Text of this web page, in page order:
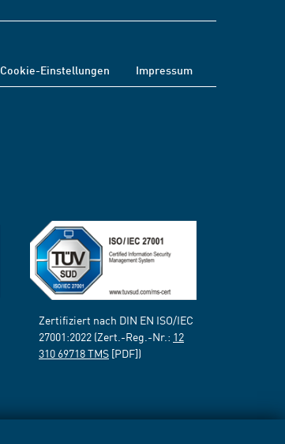
Cookie-Einstellungen Impressum
Zertifiziert nach DIN EN ISO/IEC
27001:2022 (Zert.-Reg.-Nr.: 12
310 69718 TMS [PDF])